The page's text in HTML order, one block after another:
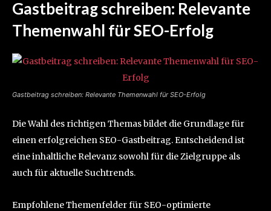
Gastbeitrag schreiben: Relevante
Themenwahl für SEO-Erfolg
Gastbeitrag schreiben: Relevante Themenwahl für SEO-Erfolg
Die Wahl des richtigen Themas bildet die Grundlage für
einen erfolgreichen SEO-Gastbeitrag. Entscheidend ist
eine inhaltliche Relevanz sowohl für die Zielgruppe als
auch für aktuelle Suchtrends.
Empfohlene Themenfelder für SEO-optimierte